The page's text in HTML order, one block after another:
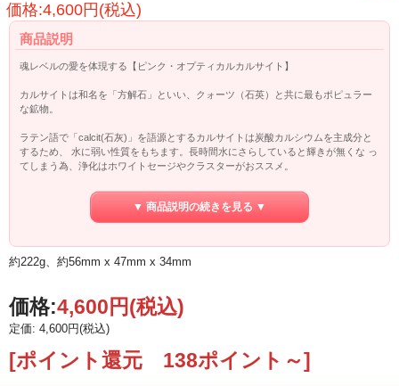
価格:4,600円(税込)
商品説明
魂レベルの愛を体現する【ピンク・オプティカルカルサイト】
カルサイトは和名を「方解石」といい、クォーツ（石英）と共に最もポピュラー
な鉱物。
ラテン語で「calcit(石灰)」を語源とするカルサイトは炭酸カルシウムを主成分と
するため、 水に弱い性質をもちます。長時間水にさらしていると輝きが無くな っ
てしまう為、浄化はホワイトセージやクラスターがおススメ。
カルサイトは、多様な色を持つ石で、青、黄、ピンク、ゴールドなどの色合いが
あり、 この多彩な色は、鉱物内に含まれている成分により変わります。
カルサイトは総じて非常に高い周波数を持つ石ですが、特にオプティカルカルサ
の魂のレベルを上げていくことで、この石が持つ本当に高いレベルにあるメッセ
ージが感じられるのだと言われています。
▼ 商品説明の続きを見る ▼
約222g、約56mm x 47mm x 34mm
価格:4,600円(税込)
定価: 4,600円(税込)
[ポイント還元 138ポイント～]